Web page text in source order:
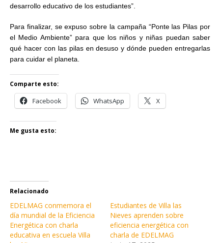
desarrollo educativo de los estudiantes”.
Para finalizar, se expuso sobre la campaña “Ponte las Pilas por
el Medio Ambiente” para que los niños y niñas puedan saber
qué hacer con las pilas en desuso y dónde pueden entregarlas
para cuidar el planeta.
Comparte esto:
Facebook WhatsApp X
Me gusta esto:
Relacionado
EDELMAG conmemora el
día mundial de la Eficiencia
Energética con charla
educativa en escuela Villa
Estudiantes de Villa las
Nieves aprenden sobre
eficiencia energética con
charla de EDELMAG